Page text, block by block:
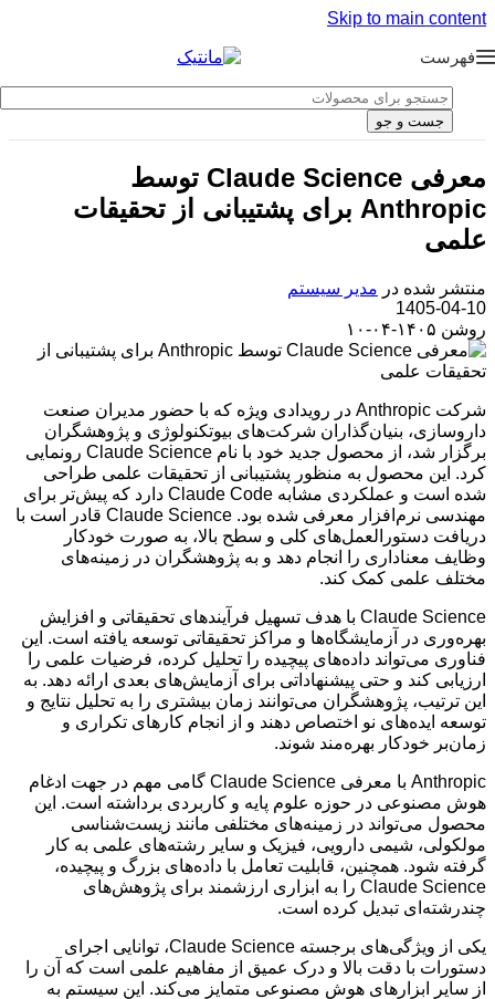
Skip to main content
فهرست
جست و جو
معرفی Claude Science توسط
Anthropic برای پشتیبانی از تحقیقات
علمی
منتشر شده در مدیر سیستم
1405-04-10
روشن ۱۴۰۵-۰۴-۱۰
شرکت Anthropic در رویدادی ویژه که با حضور مدیران صنعت
داروسازی، بنیان‌گذاران شرکت‌های بیوتکنولوژی و پژوهشگران
برگزار شد، از محصول جدید خود با نام Claude Science رونمایی
کرد. این محصول به منظور پشتیبانی از تحقیقات علمی طراحی
شده است و عملکردی مشابه Claude Code دارد که پیش‌تر برای
مهندسی نرم‌افزار معرفی شده بود. Claude Science قادر است با
دریافت دستورالعمل‌های کلی و سطح بالا، به صورت خودکار
وظایف معناداری را انجام دهد و به پژوهشگران در زمینه‌های
مختلف علمی کمک کند.
Claude Science با هدف تسهیل فرآیندهای تحقیقاتی و افزایش
بهره‌وری در آزمایشگاه‌ها و مراکز تحقیقاتی توسعه یافته است. این
فناوری می‌تواند داده‌های پیچیده را تحلیل کرده، فرضیات علمی را
ارزیابی کند و حتی پیشنهاداتی برای آزمایش‌های بعدی ارائه دهد. به
این ترتیب، پژوهشگران می‌توانند زمان بیشتری را به تحلیل نتایج و
توسعه ایده‌های نو اختصاص دهند و از انجام کارهای تکراری و
زمان‌بر خودکار بهره‌مند شوند.
Anthropic با معرفی Claude Science گامی مهم در جهت ادغام
هوش مصنوعی در حوزه علوم پایه و کاربردی برداشته است. این
محصول می‌تواند در زمینه‌های مختلفی مانند زیست‌شناسی
مولکولی، شیمی دارویی، فیزیک و سایر رشته‌های علمی به کار
گرفته شود. همچنین، قابلیت تعامل با داده‌های بزرگ و پیچیده،
Claude Science را به ابزاری ارزشمند برای پژوهش‌های
چندرشته‌ای تبدیل کرده است.
یکی از ویژگی‌های برجسته Claude Science، توانایی اجرای
دستورات با دقت بالا و درک عمیق از مفاهیم علمی است که آن را
از سایر ابزارهای هوش مصنوعی متمایز می‌کند. این سیستم به